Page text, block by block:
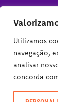
Utilizamos
navegação,
analisar
concorda